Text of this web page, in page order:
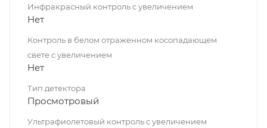
Инфракрасный контроль с увеличением
Нет
Контроль в белом отраженном косопадающем
свете с увеличением
Нет
Тип детектора
Просмотровый
Ультрафиолетовый контроль с увеличением